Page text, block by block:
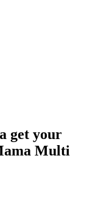
get your
Multi